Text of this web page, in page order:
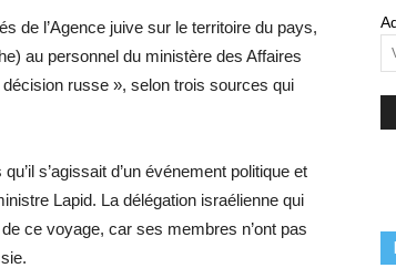
de l’Agence juive sur le territoire du pays,
au personnel du ministère des Affaires
russe », selon trois sources qui
s’agissait d’un événement politique et
Lapid. La délégation israélienne qui
ce voyage, car ses membres n’ont pas